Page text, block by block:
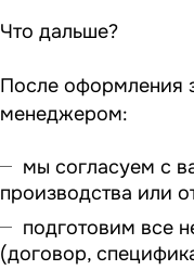
Что дальше?
После оформления
менеджером:
мы согласуем с
производства или
подготовим все
(договор,